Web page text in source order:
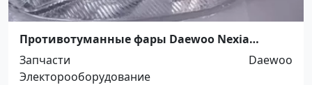
Противотуманные фары Daewoo Nexia
Тимашевск
Запчасти
Daewoo
Электорооборудование